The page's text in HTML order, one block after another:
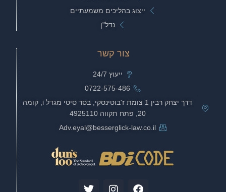
ייצוג בהליכים משמעתיים
נדל"ן
צור קשר
ייעוץ 24/7
0722-575-486
דרך יצחק רבין 1 צומת ז'בוטינסקי, בסר סיטי מגדל i, קומה
20, פתח תקווה 4925110
Adv.eyal@besserglick-law.co.il
F
I
T